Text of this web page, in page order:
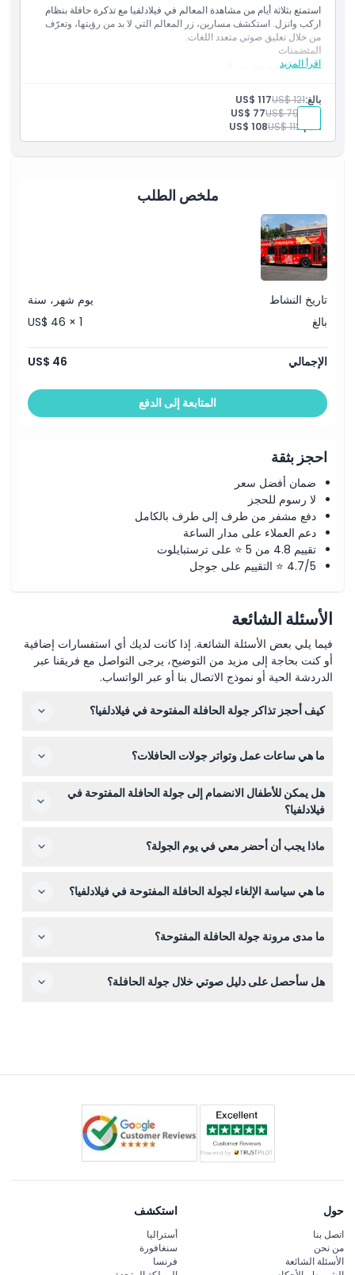
استمتع بثلاثة أيام من مشاهدة المعالم في فيلادلفيا مع تذكرة حافلة بنظام
اركب وانزل. استكشف مسارين، زر المعالم التي لا بد من رؤيتها، وتعرّف
من خلال تعليق صوتي متعدد اللغات.
اقرأ المزيد
المتضمنات
تذكرة حافلة صعود ونزول
المسار
مرشد يتحدث الإنجليزية
دليل صوتي رقمي (تحميل على الهاتف)
تتوقف جولة الحافلة بالقرب من جميع المعالم الرئيسية
بالغ:US$ 121
US$ 117
طفل: US$ 79
US$ 77
أقدم:US$ 112
US$ 108
ملخص الطلب
تاريخ النشاط
يوم شهر، سنة
بالغ
US$ 46 × 1
الإجمالي US$ 46
المتابعة إلى الدفع
احجز بثقة
ضمان أفضل سعر
لا رسوم للحجز
دفع مشفر من طرف إلى طرف بالكامل
دعم العملاء على مدار الساعة
تقييم 4.8 من 5 ⭐ على ترستبايلوت
4.7/5 ⭐ التقييم على جوجل
الأسئلة الشائعة
فيما يلي بعض الأسئلة الشائعة. إذا كانت لديك أي استفسارات إضافية
أو كنت بحاجة إلى مزيد من التوضيح، يرجى التواصل مع فريقنا عبر
الدردشة الحية أو نموذج الاتصال بنا أو عبر الواتساب.
كيف أحجز تذاكر جولة الحافلة المفتوحة في فيلادلفيا؟
مع اختيار من تذاكر مرور ليوم واحد أو يومين أو ثلاثة أيام
ما هي ساعات عمل وتواتر جولات الحافلات؟
على كل من المسارين الأحمر والأزرق، حيث تنطلق كل 15
دقيقة (قد تتغير - يرجى التأكد عند الحجز).
هل يمكن للأطفال الانضمام إلى جولة الحافلة المفتوحة في
فيلادلفيا؟
الحصول على مقعد خاص، مما يجعلها مناسبة للعائلات مع
ماذا يجب أن أحضر معي في يوم الجولة؟
التذكرة على هاتفك الذكي أو نسخة مطبوعة.
ما هي سياسة الإلغاء لجولة الحافلة المفتوحة في فيلادلفيا؟
تكون مؤهلة لاسترداد المال بعد خصم رسوم التحويل؛ الإلغاءات
ما مدى مرونة جولة الحافلة المفتوحة؟
مما يتيح لك الاستكشاف حسب وتيرتك الخاصة وقضاء الوقت
هل سأحصل على دليل صوتي خلال جولة الحافلة؟
حول
اتصل بنا
من نحن
الأسئلة الشائعة
استكشف
أستراليا
سنغافورة
فرنسا